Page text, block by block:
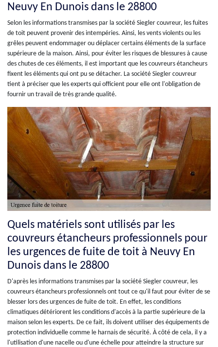
Neuvy En Dunois dans le 28800
Selon les informations transmises par la société Siegler couvreur, les fuites
de toit peuvent provenir des intempéries. Ainsi, les vents violents ou les
grêles peuvent endommager ou déplacer certains éléments de la surface
supérieure de la maison. Ainsi, pour éviter les risques de blessures à cause
des chutes de ces éléments, il est important que les couvreurs étancheurs
fixent les éléments qui ont pu se détacher. La société Siegler couvreur
tient à préciser que les experts qui officient pour elle ont l'obligation de
fournir un travail de très grande qualité.
Quels matériels sont utilisés par les
couvreurs étancheurs professionnels pour
les urgences de fuite de toit à Neuvy En
Dunois dans le 28800
D'après les informations transmises par la société Siegler couvreur, les
couvreurs étancheurs professionnels ont tout ce qu'il faut pour éviter de se
blesser lors des urgences de fuite de toit. En effet, les conditions
climatiques détériorent les conditions d'accès à la partie supérieure de la
maison selon les experts. De ce fait, ils doivent utiliser des équipements de
protection individuelle comme le harnais de sécurité. À côté de cela, il y a
l'utilisation d'une nacelle ou d'une échelle pour atteindre la structure sur